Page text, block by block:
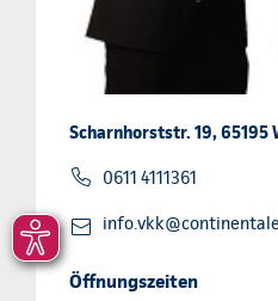
Scharnhorststr. 19, 65195
0611 4111361
Öffnungszeiten